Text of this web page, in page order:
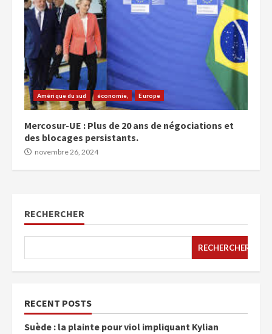
Amérique du sud économie, Europe
Mercosur-UE : Plus de 20 ans de négociations et
des blocages persistants.
novembre 26, 2024
RECHERCHER
RECHERCHER
RECENT POSTS
Suède : la plainte pour viol impliquant Kylian